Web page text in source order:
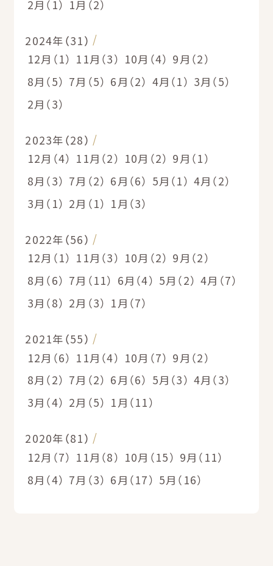
2月（1） 1月（2）
2024年（31）
12月（1） 11月（3） 10月（4） 9月（2）
8月（5） 7月（5） 6月（2） 4月（1） 3月（5）
2月（3）
2023年（28）
12月（4） 11月（2） 10月（2） 9月（1）
8月（3） 7月（2） 6月（6） 5月（1） 4月（2）
3月（1） 2月（1） 1月（3）
2022年（56）
12月（1） 11月（3） 10月（2） 9月（2）
8月（6） 7月（11） 6月（4） 5月（2） 4月（7）
3月（8） 2月（3） 1月（7）
2021年（55）
12月（6） 11月（4） 10月（7） 9月（2）
8月（2） 7月（2） 6月（6） 5月（3） 4月（3）
3月（4） 2月（5） 1月（11）
2020年（81）
12月（7） 11月（8） 10月（15） 9月（11）
8月（4） 7月（3） 6月（17） 5月（16）